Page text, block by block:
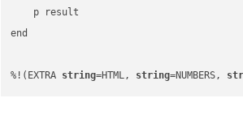
    p result
end
%!(EXTRA string=HTML, string=NUMBERS,